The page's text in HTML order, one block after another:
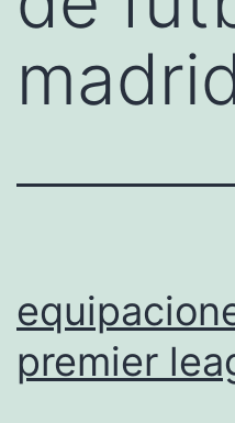
premier